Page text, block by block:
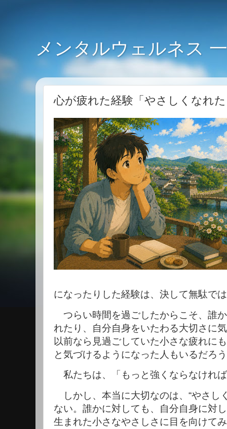
メンタルウェルネス
心が疲れた経験「やさしくなれ
になったりした経験は、決して無駄で
つらい時間を過ごしたからこそ、誰
れたり、自分自身をいたわる大切さに
以前なら見過ごしていた小さな疲れに
と気づけるようになった人もいるだろ
私たちは、「もっと強くならなけれ
しかし、本当に大切なのは、“やさし
ない。誰かに対しても、自分自身に対
生まれた小さなやさしさに目を向けて